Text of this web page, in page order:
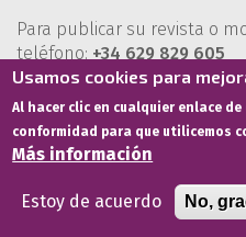
Para publicar su revista o
teléfono: +34 629 829 605
Puedes encontrarnos en
Usamos cookies para
Al hacer clic en cualquier enlace
conformidad para que utilicemos
Más información
Estoy de acuerdo No,